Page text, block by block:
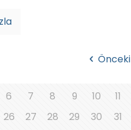
Önceki
6 7 8 9 10 11
26 27 28 29 30 31